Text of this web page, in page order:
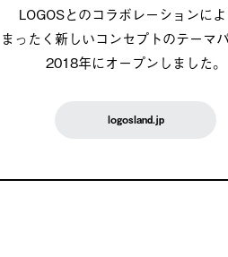
LOGOSとのコラボレーションによ
まったく新しいコンセプトのテーマ
2018年にオープンしました。
logosland.jp